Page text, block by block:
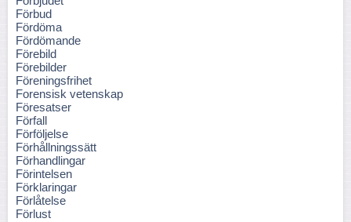
Förbud
Fördöma
Fördömande
Förebild
Förebilder
Föreningsfrihet
Forensisk vetenskap
Föresatser
Förfall
Förföljelse
Förhållningssätt
Förhandlingar
Förintelsen
Förklaringar
Förlåtelse
Förlust